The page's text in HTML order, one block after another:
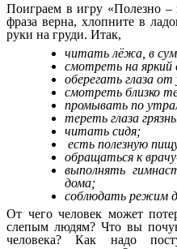
Поиграем в игру «Полезно –
фраза верна, хлопните в
руки на груди. Итак,
читать лёжа, в
смотреть на яркий
оберегать глаза от
смотреть близко
промывать по
тереть глаза
читать сидя;
есть полезную
обращаться к
выполнять
дома;
соблюдать режим
От чего человек может
слепым людям? Что вы
человека? Как надо